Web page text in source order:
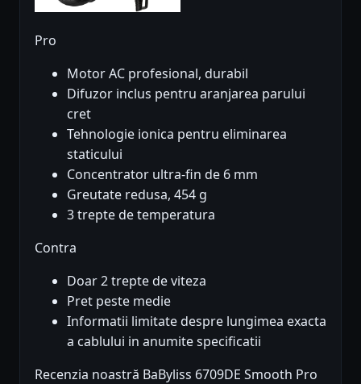
Pro
Motor AC profesional, durabil
Difuzor inclus pentru aranjarea parului
cret
Tehnologie ionica pentru eliminarea
staticului
Concentrator ultra-fin de 6 mm
Greutate redusa, 454 g
3 trepte de temperatura
Contra
Doar 2 trepte de viteza
Pret peste medie
Informatii limitate despre lungimea exacta
a cablului in anumite specificatii
Recenzia noastră BaByliss 6709DE Smooth Pro